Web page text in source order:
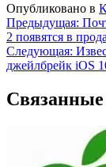
Опубликовано в
Навигация
по
записям
Предыдущая:
2 появятся в
Следующая:
джейлбрейк iOS
Связанные